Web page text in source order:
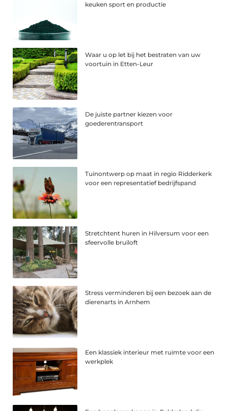
keuken sport en productie
Waar u op let bij het bestraten van uw
voortuin in Etten-Leur
De juiste partner kiezen voor
goederentransport
Tuinontwerp op maat in regio Ridderkerk
voor een representatief bedrijfspand
Stretchtent huren in Hilversum voor een
sfeervolle bruiloft
Stress verminderen bij een bezoek aan de
dierenarts in Arnhem
Een klassiek interieur met ruimte voor een
werkplek